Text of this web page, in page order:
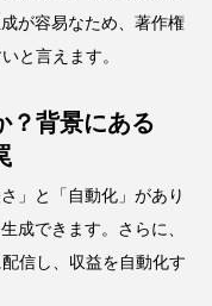
が容易なため、著作権
と言えます。
？背景にある
」と「自動化」があり
成できます。さらに、
信し、収益を自動化す